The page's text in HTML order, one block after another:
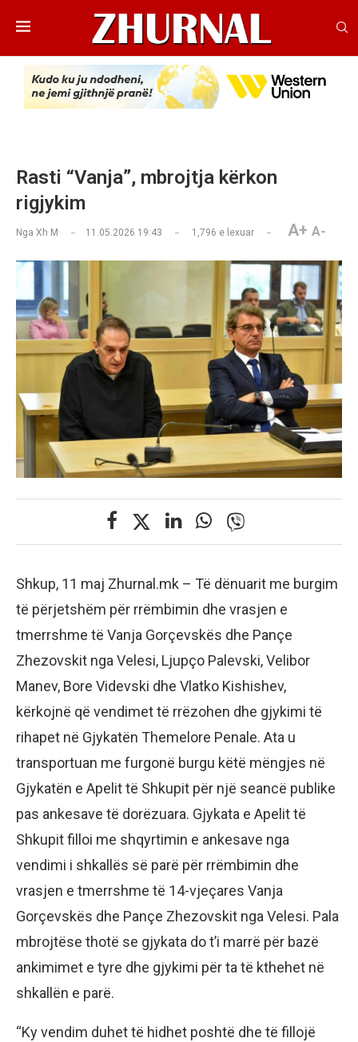
Rasti “Vanja”, mbrojtja kërkon
rigjykim
Nga Xh M 11.05.2026 19:43 1,796 e lexuar A+ A-
Shkup, 11 maj Zhurnal.mk – Të dënuarit me burgim
të përjetshëm për rrëmbimin dhe vrasjen e
tmerrshme të Vanja Gorçevskës dhe Pançe
Zhezovskit nga Velesi, Ljupço Palevski, Velibor
Manev, Bore Videvski dhe Vlatko Kishishev,
kërkojnë që vendimet të rrëzohen dhe gjykimi të
rihapet në Gjykatën Themelore Penale. Ata u
transportuan me furgonë burgu këtë mëngjes në
Gjykatën e Apelit të Shkupit për një seancë publike
pas ankesave të dorëzuara. Gjykata e Apelit të
Shkupit filloi me shqyrtimin e ankesave nga
vendimi i shkallës së parë për rrëmbimin dhe
vrasjen e tmerrshme të 14-vjeçares Vanja
Gorçevskës dhe Pançe Zhezovskit nga Velesi. Pala
mbrojtëse thotë se gjykata do t’i marrë për bazë
ankimimet e tyre dhe gjykimi për ta të kthehet në
shkallën e parë.
“Ky vendim duhet të hidhet poshtë dhe të fillojë